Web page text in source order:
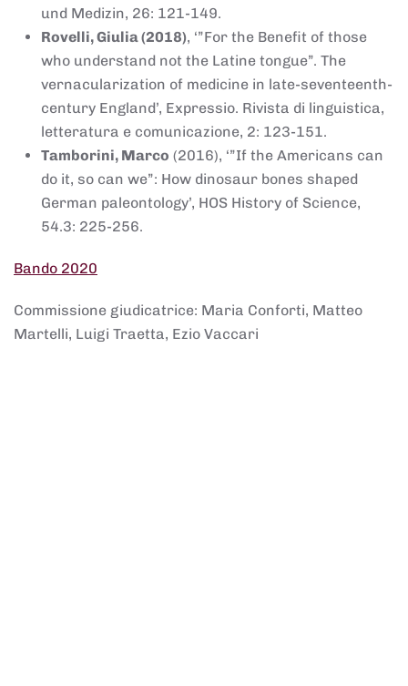
und Medizin, 26: 121-149.
Rovelli, Giulia (2018), ‘”For the Benefit of those
who understand not the Latine tongue”. The
vernacularization of medicine in late-seventeenth-
century England’, Expressio. Rivista di linguistica,
letteratura e comunicazione, 2: 123-151.
Tamborini, Marco (2016), ‘”If the Americans can
do it, so can we”: How dinosaur bones shaped
German paleontology’, HOS History of Science,
54.3: 225-256.
Bando 2020
Commissione giudicatrice: Maria Conforti, Matteo
Martelli, Luigi Traetta, Ezio Vaccari